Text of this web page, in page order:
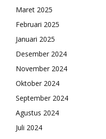
Maret 2025
Februari 2025
Januari 2025
Desember 2024
November 2024
Oktober 2024
September 2024
Agustus 2024
Juli 2024